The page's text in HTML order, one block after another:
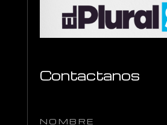
Contactanos